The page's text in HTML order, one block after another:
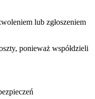
lub zgłoszeniem
ponieważ współdzieli